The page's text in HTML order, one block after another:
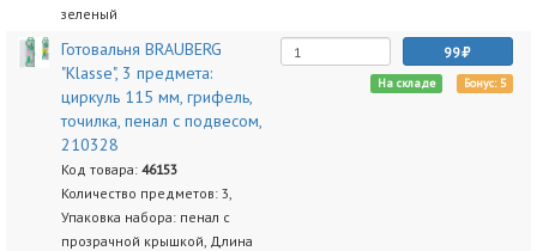
зеленый
Готовальня BRAUBERG
"Klasse", 3 предмета:
циркуль 115 мм, грифель,
точилка, пенал с подвесом,
210328
Код товара: 46153
Количество предметов: 3,
Упаковка набора: пенал с
прозрачной крышкой, Длина
99
На складе Бонус: 5